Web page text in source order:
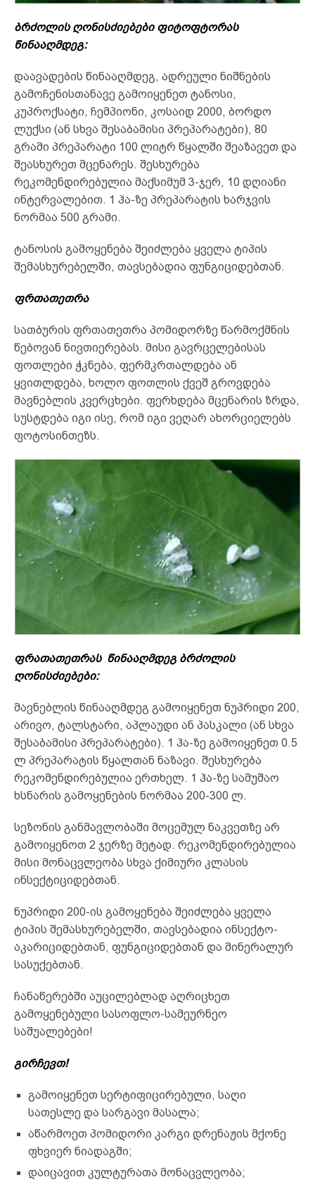
ბრძოლის ღონისძიებები ფიტოფტორას
წინააღმდეგ:
დაავადების წინააღმდეგ, ადრეული ნიშნების
გამოჩენისთანავე გამოიყენეთ ტანოსი,
კუპროქსატი, ჩემპიონი, კოსაიდ 2000, ბორდო
ლუქსი (ან სხვა შესაბამისი პრეპარატები), 80
გრამი პრეპარატი 100 ლიტრ წყალში შეაზავეთ და
შეასხურეთ მცენარეს. შესხურება
რეკომენდირებულია მაქსიმუმ 3-ჯერ, 10 დღიანი
ინტერვალებით. 1 ჰა-ზე პრეპარატის ხარჯვის
ნორმაა 500 გრამი.
ტანოსის გამოყენება შეიძლება ყველა ტიპის
შემასხურებელში, თავსებადია ფუნგიციდებთან.
ფრთათეთრა
სათბურის ფრთათეთრა პომიდორზე წარმოქმნის
წებოვან ნივთიერებას. მისი გავრცელებისას
ფოთლები ჭკნება, ფერმკრთალდება ან
ყვითლდება, ხოლო ფოთლის ქვეშ გროვდება
მავნებლის კვერცხები. ფერხდება მცენარის ზრდა,
სუსტდება იგი ისე, რომ იგი ვეღარ ახორციელებს
ფოტოსინთეზს.
ფრათათეთრას წინააღმდეგ ბრძოლის
ღონისძიებები:
მავნებლის წინააღმდეგ გამოიყენეთ ნუპრიდი 200,
არივო, ტალსტარი, აპლაუდი ან პასკალი (ან სხვა
შესაბამისი პრეპარატები). 1 ჰა-ზე გამოიყენეთ 0.5
ლ პრეპარატის წყალთან ნაზავი. შესხურება
რეკომენდირებულია ერთხელ. 1 ჰა-ზე სამუშაო
ხსნარის გამოყენების ნორმაა 200-300 ლ.
სეზონის განმავლობაში მოცემულ ნაკვეთზე არ
გამოიყენოთ 2 ჯერზე მეტად. რეკომენდირებულია
მისი მონაცვლეობა სხვა ქიმიური კლასის
ინსექტიციდებთან.
ნუპრიდი 200-ის გამოყენება შეიძლება ყველა
ტიპის შემასხურებელში, თავსებადია ინსექტო-
აკარიციდებთან, ფუნგიციდებთან და მინერალურ
სასუქებთან.
ჩანაწერებში აუცილებლად აღრიცხეთ
გამოყენებული სასოფლო-სამეურნეო
საშუალებები!
გირჩევთ!
გამოიყენეთ სერტიფიცირებული, საღი
სათესლე და სარგავი მასალა;
აწარმოეთ პომიდორი კარგი დრენაჟის მქონე
ფხვიერ ნიადაგში;
დაიცავით კულტურათა მონაცვლეობა;